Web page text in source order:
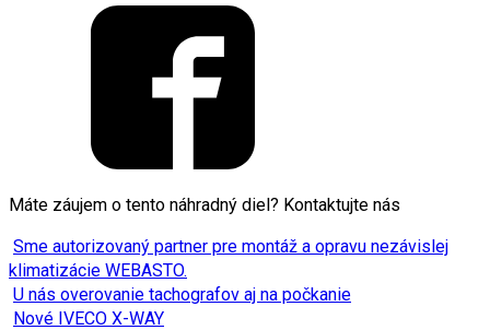
Máte záujem o tento náhradný diel? Kontaktujte nás
Sme autorizovaný partner pre montáž a opravu nezávislej
klimatizácie WEBASTO.
U nás overovanie tachografov aj na počkanie
Nové IVECO X-WAY